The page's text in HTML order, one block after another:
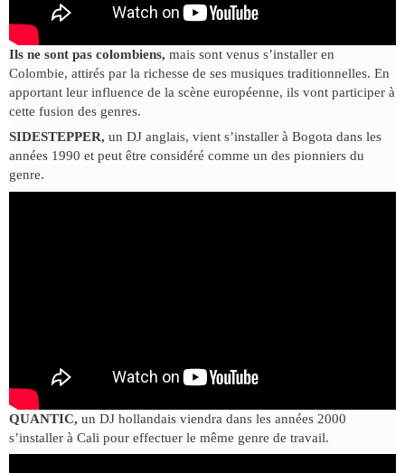
Ils ne sont pas colombiens, mais sont venus s’installer en
Colombie, attirés par la richesse de ses musiques traditionnelles. En
apportant leur influence de la scène européenne, ils vont participer à
cette fusion des genres.
SIDESTEPPER, un DJ anglais, vient s’installer à Bogota dans les
années 1990 et peut être considéré comme un des pionniers du
genre.
QUANTIC, un DJ hollandais viendra dans les années 2000
s’installer à Cali pour effectuer le même genre de travail.